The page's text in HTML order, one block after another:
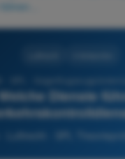
Welche Dienste
- Luftrecht - SPL